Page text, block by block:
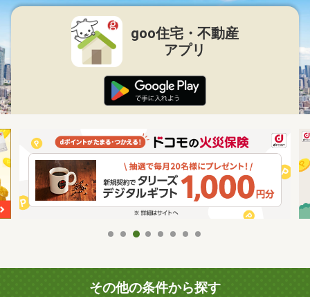
goo住宅・不動産
アプリ
その他の条件から探す